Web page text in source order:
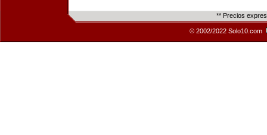
** Precios
© 2002/2022 Solo10.com